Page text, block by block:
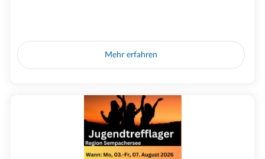
Mehr erfahren